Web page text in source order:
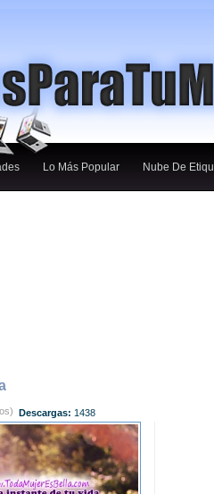
Lo Más Popular Nube De
Descargas: 1438